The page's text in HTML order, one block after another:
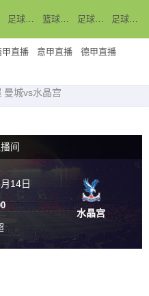
足球直播 篮球直播 足球新闻 足球录像
甲直播 意甲直播
德甲直播
曼城vs水晶宫
间
14日
水晶宫